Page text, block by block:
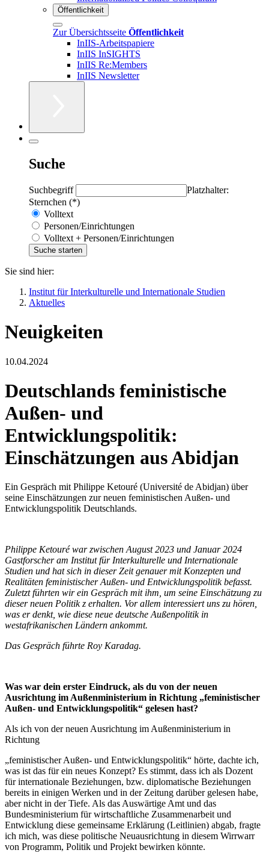
Öffentlichkeit
Zur Übersichtsseite Öffentlichkeit
InIIS-Arbeitspapiere
InIIS InSIGHTS
InIIS Re:Members
InIIS Newsletter
Suche
Suchbegriff
Platzhalter:
Sternchen (*)
Volltext
Personen/Einrichtungen
Volltext + Personen/Einrichtungen
Sie sind hier:
Institut für Interkulturelle und Internationale Studien
Aktuelles
Neuigkeiten
10.04.2024
Deutschlands feministische
Außen- und
Entwicklungspolitik:
Einschätzungen aus Abidjan
Ein Gespräch mit Philippe Ketouré (Université de Abidjan) über
seine Einschätzungen zur neuen feministischen Außen- und
Entwicklungspolitik Deutschlands.
Philippe Ketouré war zwischen August 2023 und Januar 2024
Gastforscher am Institut für Interkulturelle und Internationale
Studien und hat sich in dieser Zeit genauer mit Konzepten und
Realitäten feministischer Außen- und Entwicklungspolitik befasst.
Zuletzt führten wir ein Gespräch mit ihm, um seine Einschätzung zu
dieser neuen Politik z erhalten. Vor allem interessiert uns zu hören,
was er denkt, wie diese neue deutsche Außenpolitik in
westafrikanischen Ländern ankommt.
Das Gespräch führte Roy Karadag.
Was war dein erster Eindruck, als du von der neuen
Ausrichtung im Außenministerium in Richtung „feministischer
Außen- und Entwicklungspolitik“ gelesen hast?
Als ich von der neuen Ausrichtung im Außenministerium in
Richtung
„feministischer Außen- und Entwicklungspolitik“ hörte, dachte ich,
was ist das für ein neues Konzept? Es stimmt, dass ich als Dozent
für internationale Beziehungen, bzw. diplomatische Beziehungen
bereits in einigen Werken und in der Zeitung darüber gelesen habe,
aber nicht in der Tiefe. Als das Auswärtige Amt und das
Bundesministerium für wirtschaftliche Zusammenarbeit und
Entwicklung diese gemeinsame Erklärung (Leitlinien) abgab, fragte
ich mich, was diese politische Neuausrichtung in diesem Wirrwarr
von Programm, Politik und Projekt bewirken könnte.